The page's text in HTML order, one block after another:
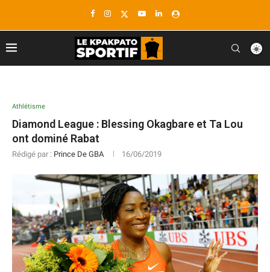
Athlétisme
Diamond League : Blessing Okagbare et Ta Lou
ont dominé Rabat
Rédigé par : Prince De GBA 16/06/2019